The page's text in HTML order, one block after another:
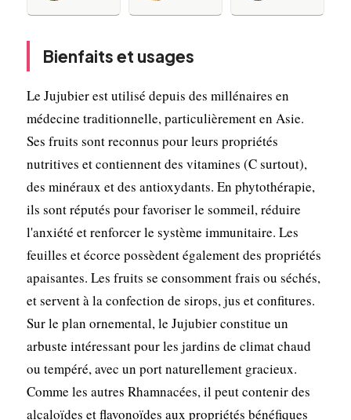
Bienfaits et usages
Le Jujubier est utilisé depuis des millénaires en
médecine traditionnelle, particulièrement en Asie.
Ses fruits sont reconnus pour leurs propriétés
nutritives et contiennent des vitamines (C surtout),
des minéraux et des antioxydants. En phytothérapie,
ils sont réputés pour favoriser le sommeil, réduire
l'anxiété et renforcer le système immunitaire. Les
feuilles et écorce possèdent également des propriétés
apaisantes. Les fruits se consomment frais ou séchés,
et servent à la confection de sirops, jus et confitures.
Sur le plan ornemental, le Jujubier constitue un
arbuste intéressant pour les jardins de climat chaud
ou tempéré, avec un port naturellement gracieux.
Comme les autres Rhamnacées, il peut contenir des
alcaloïdes et flavonoïdes aux propriétés bénéfiques